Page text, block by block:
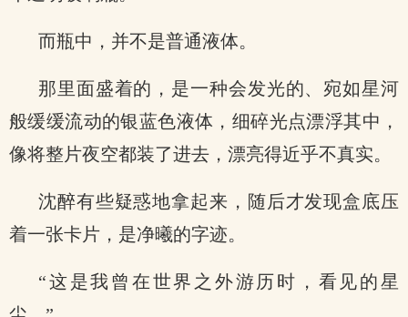
而瓶中，并不是普通液体。
那里面盛着的，是一种会发光的、宛如星河
般缓缓流动的银蓝色液体，细碎光点漂浮其中，
像将整片夜空都装了进去，漂亮得近乎不真实。
沈醉有些疑惑地拿起来，随后才发现盒底压
着一张卡片，是净曦的字迹。
“这是我曾在世界之外游历时，看见的星